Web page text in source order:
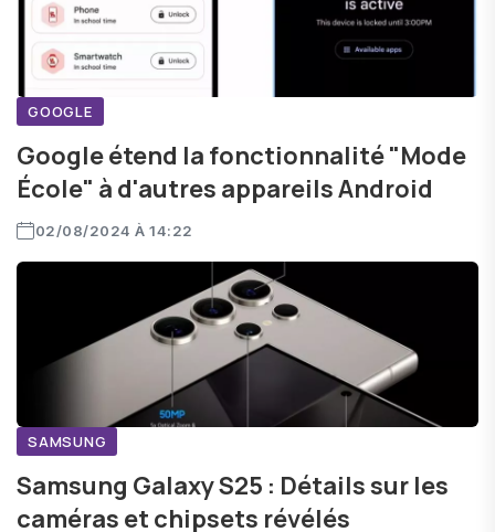
GOOGLE
Google étend la fonctionnalité "Mode
École" à d'autres appareils Android
02/08/2024 À 14:22
SAMSUNG
Samsung Galaxy S25 : Détails sur les
caméras et chipsets révélés